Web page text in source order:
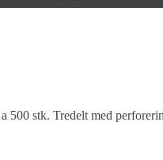
500 stk. Tredelt med